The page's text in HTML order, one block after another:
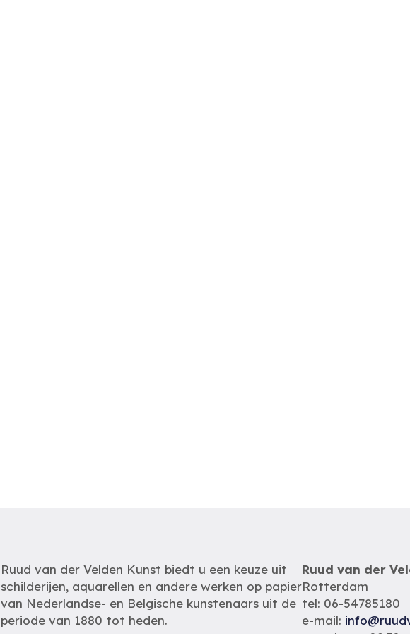
Ruud van der Velden Kunst biedt u een keuze uit
schilderijen, aquarellen en andere werken op papier
van Nederlandse- en Belgische kunstenaars uit de
periode van 1880 tot heden.
Ruud van der
Rotterdam
tel: 06-54785180
e-mail: